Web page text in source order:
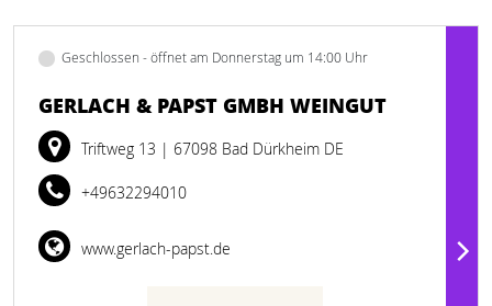
Geschlossen - öffnet am Donnerstag um 14:00 Uhr
GERLACH & PAPST GMBH WEINGUT
Triftweg 13 | 67098 Bad Dürkheim DE
+49632294010
www.gerlach-papst.de